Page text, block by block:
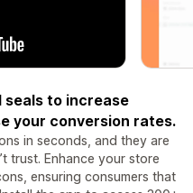
seals to increase
your conversion rates.
in seconds, and they are
trust. Enhance your store
ensuring consumers that